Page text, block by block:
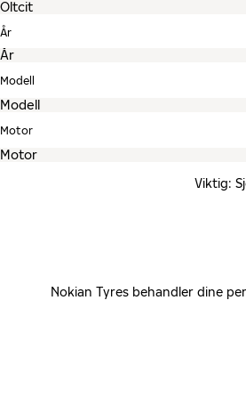
År
Modell
Motor
Viktig:
Nokian Tyres behandler dine